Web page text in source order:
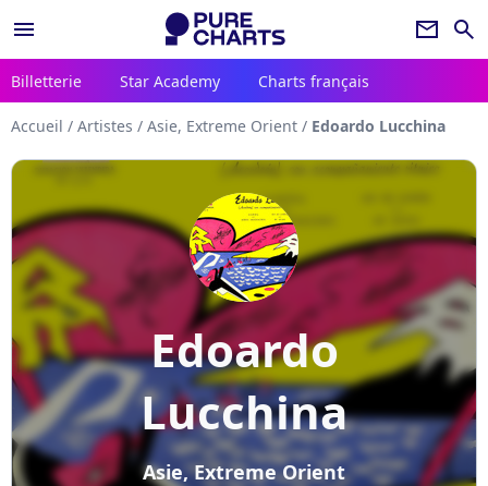
menu newsletter search
Billetterie Star Academy Charts français
Accueil / Artistes / Asie, Extreme Orient / Edoardo Lucchina
Edoardo
Lucchina
Asie, Extreme Orient